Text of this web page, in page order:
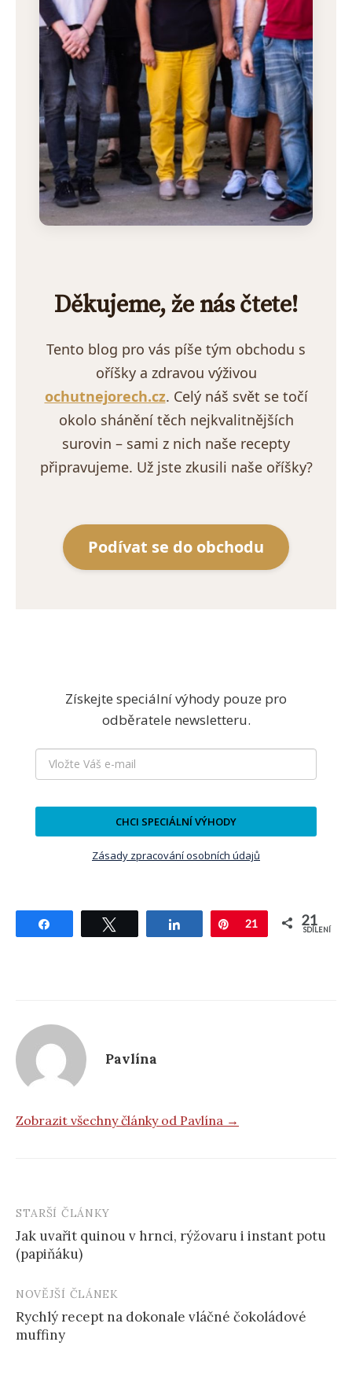
Děkujeme, že nás čtete!
Tento blog pro vás píše tým obchodu s
oříšky a zdravou výživou
ochutnejorech.cz. Celý náš svět se točí
okolo shánění těch nejkvalitnějších
surovin – sami z nich naše recepty
připravujeme. Už jste zkusili naše oříšky?
Podívat se do obchodu
Získejte speciální výhody pouze pro
odběratele newsletteru.
CHCI SPECIÁLNÍ VÝHODY
Zásady zpracování osobních údajů
Tweetnout Sdílet Pin
21 21
SDÍLENÍ
Pavlína
Zobrazit všechny články od Pavlína →
Post
navigation
STARŠÍ ČLÁNKY
Jak uvařit quinou v hrnci, rýžovaru i instant potu
(papiňáku)
NOVĚJŠÍ ČLÁNEK
Rychlý recept na dokonale vláčné čokoládové
muffiny